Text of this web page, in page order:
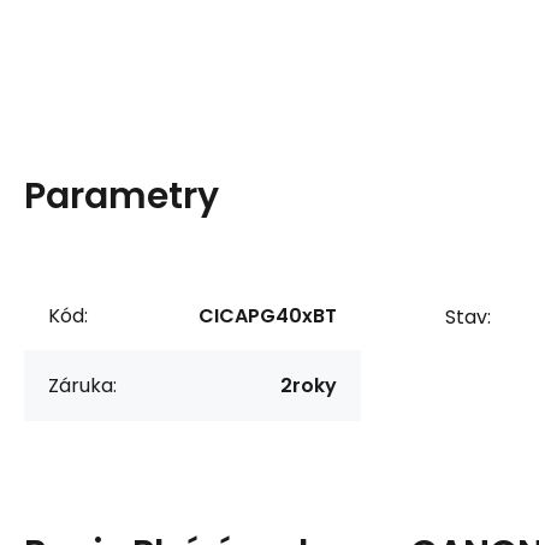
Parametry
Kód: CICAPG40xBT
Záruka: 2roky
Stav: